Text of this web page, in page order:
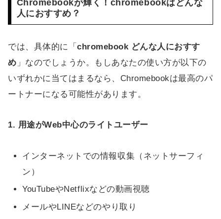
Chromebookが輝く！chromebookはどんな
人におすすめ？
では、具体的に「chromebook どんな人におすす
め 」なのでしょうか。もしあなたの使い方が以下の
いずれかに当てはまるなら、Chromebookは最高のパ
ートナーになる可能性があります。
1. 用途がWeb中心のライトユーザー
インターネットでの情報収集（ネットサーフィ
ン）
YouTubeやNetflixなどの動画視聴
メールやLINEなどのやり取り